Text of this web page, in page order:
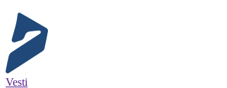
Vesti